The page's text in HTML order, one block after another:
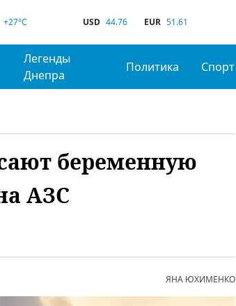
+27°C USD 44.76 EUR 51.61
Легенды
Днепра
Политика Спорт
беременную
АЗС
ЯНА ЮХИМЕНКО